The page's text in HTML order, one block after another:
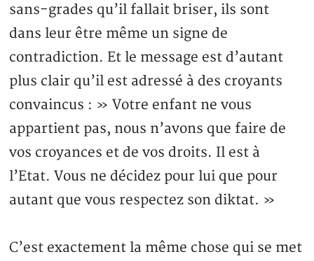
sans-grades qu’il fallait briser, ils sont
dans leur être même un signe de
contradiction. Et le message est d’autant
plus clair qu’il est adressé à des croyants
convaincus : » Votre enfant ne vous
appartient pas, nous n’avons que faire de
vos croyances et de vos droits. Il est à
l’Etat. Vous ne décidez pour lui que pour
autant que vous respectez son diktat. »
C’est exactement la même chose qui se met